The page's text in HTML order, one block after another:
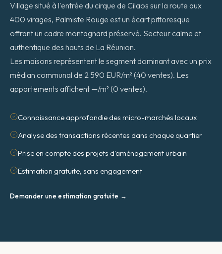
Village situé à l'entrée du cirque de Cilaos sur la route aux
400 virages, Palmiste Rouge est un écart pittoresque
offrant un cadre montagnard préservé. Secteur calme et
authentique des hauts de La Réunion.
Les maisons représentent le segment dominant avec un prix
médian communal de 2 590 EUR/m² (40 ventes). Les
appartements affichent —/m² (0 ventes).
Connaissance approfondie des micro-marchés locaux
Analyse des transactions récentes dans chaque quartier
Prise en compte des projets d'aménagement urbain
Estimation gratuite, sans engagement
Demander une estimation gratuite →